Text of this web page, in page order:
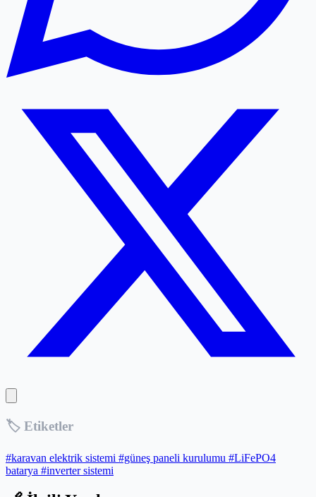
🏷️ Etiketler
#karavan elektrik sistemi #güneş paneli kurulumu #LiFePO4
batarya #inverter sistemi